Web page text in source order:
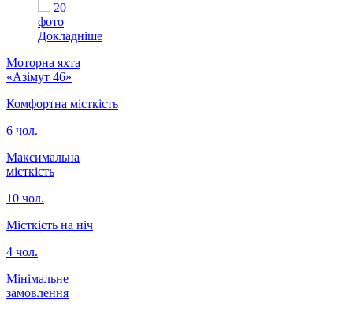
20
фото
Докладніше
Моторна яхта
«Азімут 46»
Комфортна місткість
6 чол.
Максимальна
місткість
10 чол.
Місткість на ніч
4 чол.
Мінімальне
замовлення